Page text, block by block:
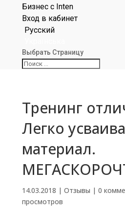
Бизнес с Inten
Вход в кабинет
Русский
Выбрать Страницу
Тренинг
Легко
материал.
14.03.2018 | Отзывы | 0
просмотров